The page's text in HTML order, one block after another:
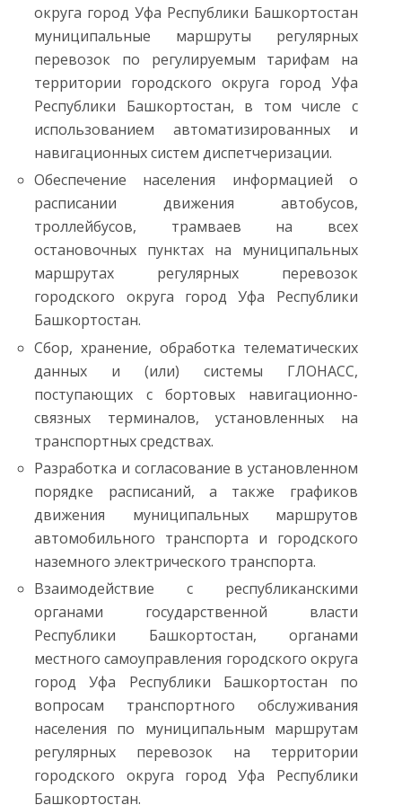
округа город Уфа Республики Башкортостан
муниципальные маршруты регулярных
перевозок по регулируемым тарифам на
территории городского округа город Уфа
Республики Башкортостан, в том числе с
использованием автоматизированных и
навигационных систем диспетчеризации.
Обеспечение населения информацией о
расписании движения автобусов,
троллейбусов, трамваев на всех
остановочных пунктах на муниципальных
маршрутах регулярных перевозок
городского округа город Уфа Республики
Башкортостан.
Сбор, хранение, обработка телематических
данных и (или) системы ГЛОНАСС,
поступающих с бортовых навигационно-
связных терминалов, установленных на
транспортных средствах.
Разработка и согласование в установленном
порядке расписаний, а также графиков
движения муниципальных маршрутов
автомобильного транспорта и городского
наземного электрического транспорта.
Взаимодействие с республиканскими
органами государственной власти
Республики Башкортостан, органами
местного самоуправления городского округа
город Уфа Республики Башкортостан по
вопросам транспортного обслуживания
населения по муниципальным маршрутам
регулярных перевозок на территории
городского округа город Уфа Республики
Башкортостан.